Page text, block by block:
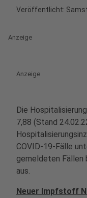
Veröffentlicht:
Anzeige
Anzeige
Die
7,88 (Stand
COVID-19-Fälle
gemeldeten Fällen
aus.
Neuer Impfstoff